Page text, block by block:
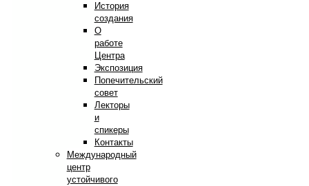
История
создания
О
работе
Центра
Экспозиция
Попечительский
совет
Лекторы
и
спикеры
Контакты
Международный
центр
устойчивого